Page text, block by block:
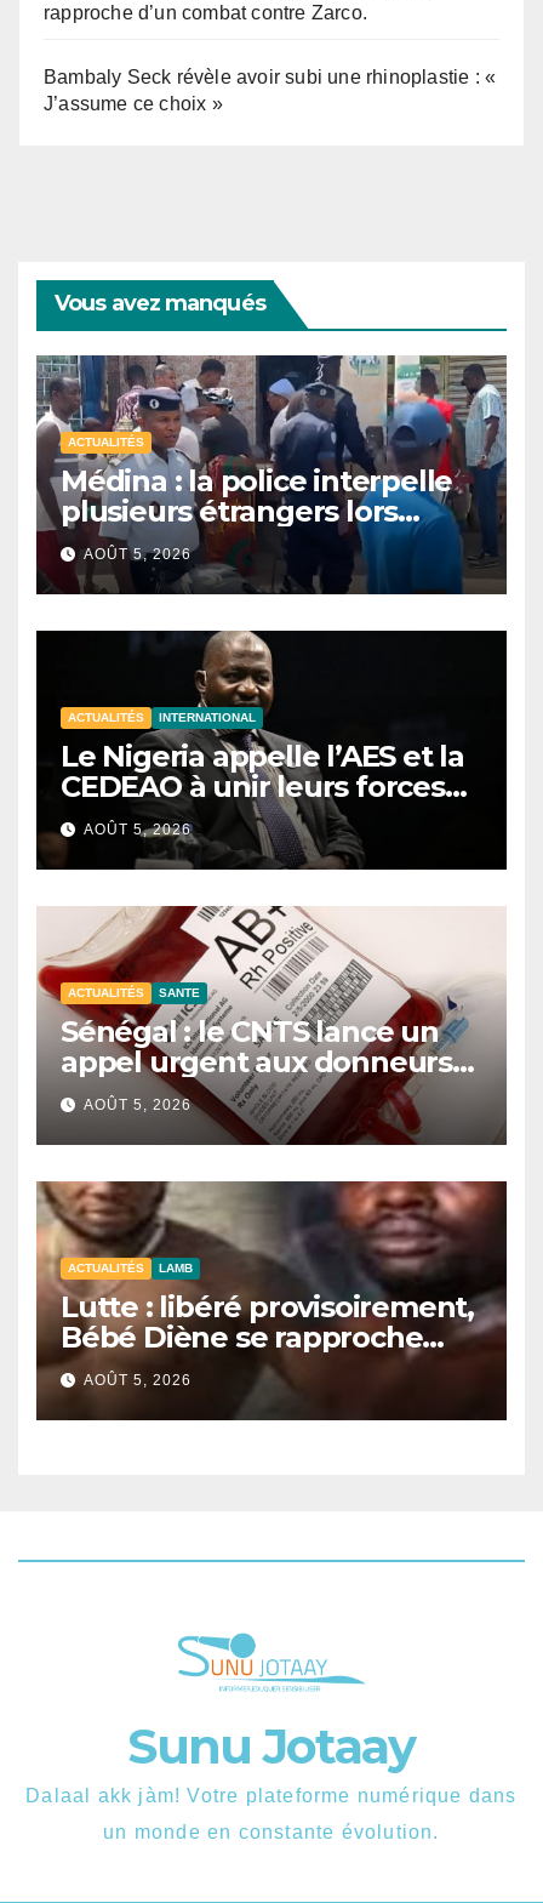
rapproche d’un combat contre Zarco.
Bambaly Seck révèle avoir subi une rhinoplastie : «
J’assume ce choix »
Vous avez manqués
ACTUALITÉS
Médina : la police interpelle
plusieurs étrangers lors
d’une opération de
sécurisation
AOÛT 5, 2026
ACTUALITÉS INTERNATIONAL
Le Nigeria appelle l’AES et la
CEDEAO à unir leurs forces
contre le terrorisme
AOÛT 5, 2026
ACTUALITÉS SANTE
Sénégal : le CNTS lance un
appel urgent aux donneurs
face à une pénurie de sang.
AOÛT 5, 2026
ACTUALITÉS LAMB
Lutte : libéré provisoirement,
Bébé Diène se rapproche
d’un combat contre Zarco.
AOÛT 5, 2026
Sunu Jotaay
Dalaal akk jàm! Votre plateforme numérique dans
un monde en constante évolution.